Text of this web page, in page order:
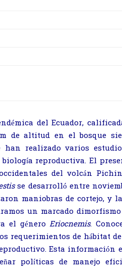
del Ecuador,
de altitud en el bosque
realizado varios
reproductiva. El
del volcán
se desarrolló entre
maniobras de cortejo, y
un marcado
el géneroEriocnemis.
requerimientos de hábitat
Esta información
políticas de manejo